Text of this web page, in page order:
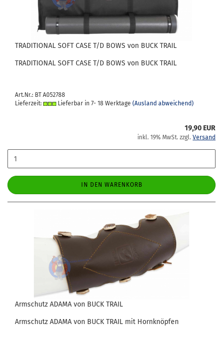
TRA­DI­TIO­NAL SOFT CASE T/D BOWS von BUCK TRAIL
TRA­DI­TIO­NAL SOFT CASE T/D BOWS von BUCK TRAIL
Art.Nr.: BT A052788
Lieferzeit:
Lieferbar in 7- 18 Werktage (Ausland abweichend)
19,90 EUR
inkl. 19% MwSt. zzgl. Versand
IN DEN WARENKORB
Arm­schutz ADAMA von BUCK TRAIL
Arm­schutz ADAMA von BUCK TRAIL mit Horn­knöp­fen